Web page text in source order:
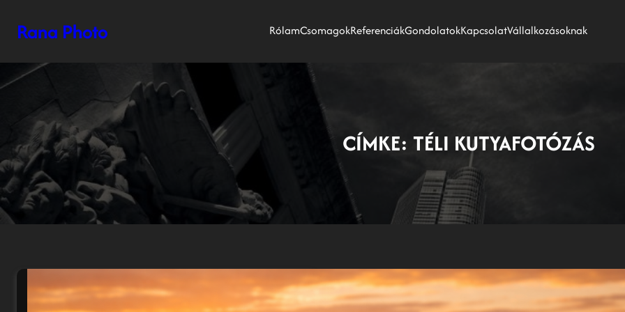
á
t
a
l
Rana Photo RólamCsomagokReferenciákGondolatokKapcsolatVállalkozásoknak
CÍMKE: TÉLI KUTYAFOTÓZÁS